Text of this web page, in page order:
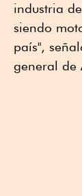
industria
siendo
país",
general de